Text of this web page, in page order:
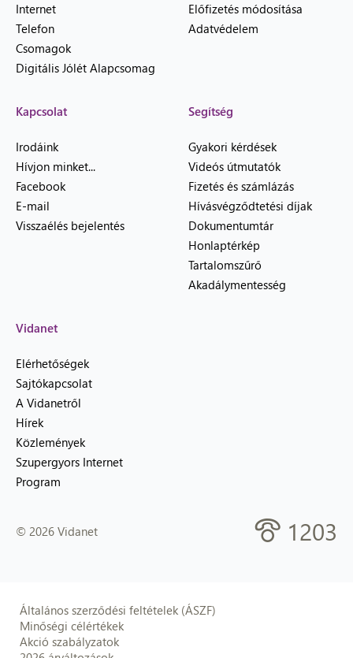
Internet
Telefon
Csomagok
Digitális Jólét Alapcsomag
Előfizetés módosítása
Adatvédelem
Kapcsolat
Irodáink
Hívjon minket...
Facebook
E-mail
Visszaélés bejelentés
Segítség
Gyakori kérdések
Videós útmutatók
Fizetés és számlázás
Hívásvégződtetési díjak
Dokumentumtár
Honlaptérkép
Tartalomszűrő
Akadálymentesség
Vidanet
Elérhetőségek
Sajtókapcsolat
A Vidanetről
Hírek
Közlemények
Szupergyors Internet
Program
© 2026 Vidanet 1203
Általános szerződési feltételek (ÁSZF)
Minőségi célértékek
Akció szabályzatok